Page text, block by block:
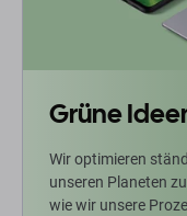
Grüne
Wir optimieren
unseren Planeten
wie wir unsere